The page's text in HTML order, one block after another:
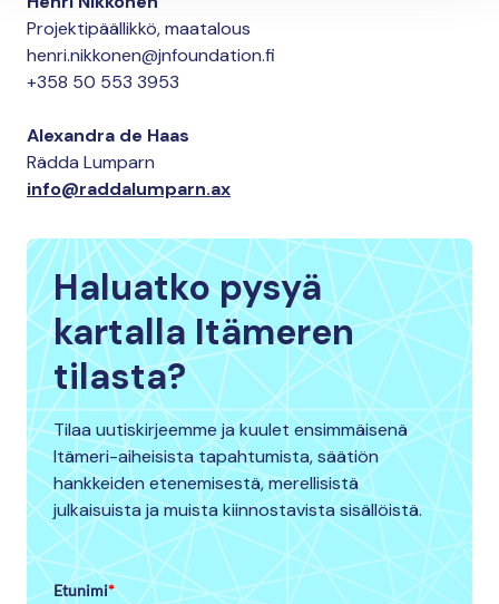
Projektipäällikkö, maatalous
henri.nikkonen@jnfoundation.fi
+358 50 553 3953
Alexandra de Haas
Rädda Lumparn
info@raddalumparn.ax
Haluatko pysyä
kartalla Itämeren
tilasta?
Tilaa uutiskirjeemme ja kuulet ensimmäisenä
Itämeri-aiheisista tapahtumista, säätiön
hankkeiden etenemisestä, merellisistä
julkaisuista ja muista kiinnostavista sisällöistä.
Etunimi*